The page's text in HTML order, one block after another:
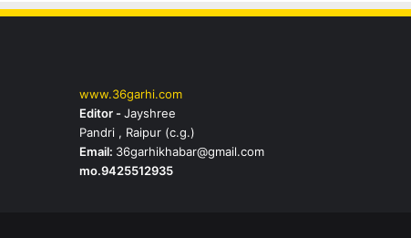
www.36garhi.com
Editor -Jayshree
Pandri , Raipur (c.g.)
Email: 36garhikhabar@gmail.com
mo.9425512935